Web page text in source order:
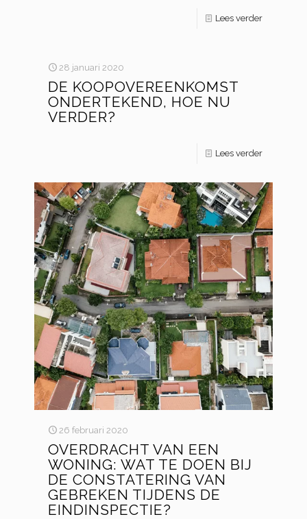
Lees verder
28 januari 2020
DE KOOPOVEREENKOMST
ONDERTEKEND, HOE NU
VERDER?
Lees verder
26 februari 2020
OVERDRACHT VAN EEN
WONING: WAT TE DOEN BIJ
DE CONSTATERING VAN
GEBREKEN TIJDENS DE
EINDINSPECTIE?